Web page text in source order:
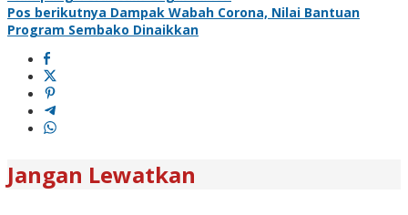
Pos berikutnya Dampak Wabah Corona, Nilai Bantuan
Program Sembako Dinaikkan
Jangan Lewatkan